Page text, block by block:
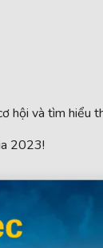
và tìm hiểu
2023!